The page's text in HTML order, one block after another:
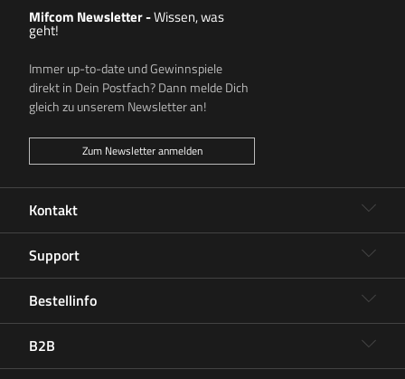
Kontakt
Support
Bestellinfo
B2B
Mifcom Newsletter-Wissen, was
geht!
Immer up-to-date und Gewinnspiele
direkt in Dein Postfach? Dann melde Dich
gleich zu unserem Newsletter an!
Zum Newsletter anmelden